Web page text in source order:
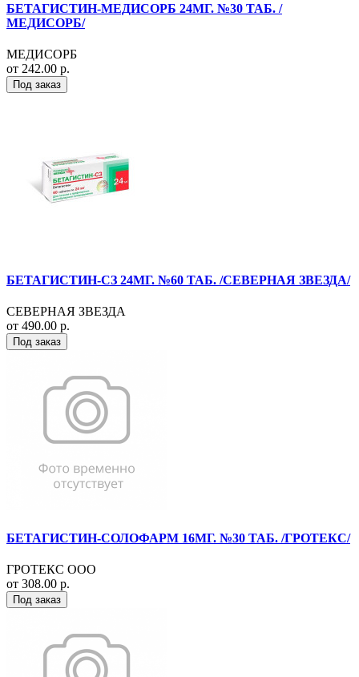
БЕТАГИСТИН-МЕДИСОРБ 24МГ. №30 ТАБ. /
МЕДИСОРБ/
МЕДИСОРБ
от 242.00 р.
Под заказ
БЕТАГИСТИН-СЗ 24МГ. №60 ТАБ. /СЕВЕРНАЯ ЗВЕЗДА/
СЕВЕРНАЯ ЗВЕЗДА
от 490.00 р.
Под заказ
БЕТАГИСТИН-СОЛОФАРМ 16МГ. №30 ТАБ. /ГРОТЕКС/
ГРОТЕКС ООО
от 308.00 р.
Под заказ